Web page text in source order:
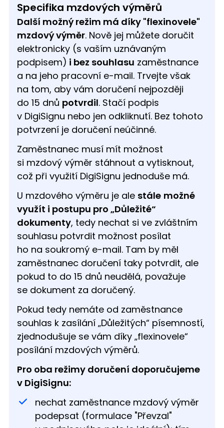
Specifika mzdových výměrů
Další možný režim má díky "flexinovele"
mzdový výměr. Nově jej můžete doručit
elektronicky (s vaším uznávaným
podpisem) i bez souhlasu zaměstnance
a na jeho pracovní e-mail. Trvejte však
na tom, aby vám doručení nejpozději
do 15 dnů potvrdil. Stačí podpis
v DigiSignu nebo jen odkliknutí. Bez tohoto
potvrzení je doručení neúčinné.
Zaměstnanec musí mít možnost
si mzdový výměr stáhnout a vytisknout,
což při využití DigiSignu jednoduše má.
U mzdového výměru je ale stále možné
využít i postupu pro „Důležité“
dokumenty, tedy nechat si ve zvláštním
souhlasu potvrdit možnost posílat
ho na soukromý e-mail. Tam by měl
zaměstnanec doručení taky potvrdit, ale
pokud to do 15 dnů neudělá, považuje
se dokument za doručený.
Pokud tedy nemáte od zaměstnance
souhlas k zasílání „Důležitých“ písemností,
zjednodušuje se vám díky „flexinovele“
posílání mzdových výměrů.
Pro oba režimy doručení doporučujeme
v DigiSignu:
nechat zaměstnance mzdový výměr
podepsat (formulace "Převzal"